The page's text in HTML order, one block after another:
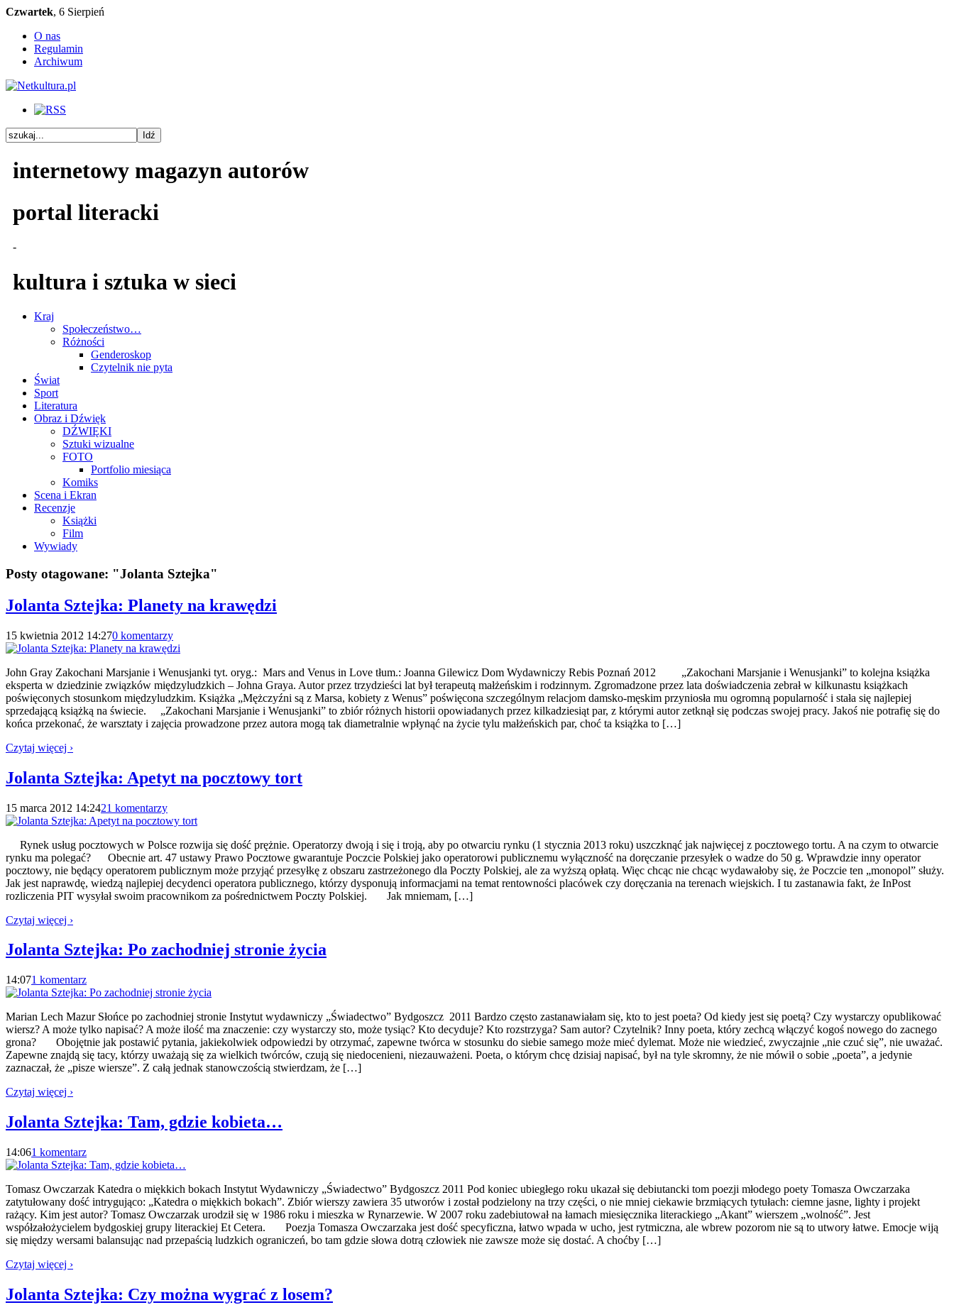
Czwartek, 6 Sierpień
O nas
Regulamin
Archiwum
internetowy magazyn autorów
portal literacki
-
kultura i sztuka w sieci
Kraj
Społeczeństwo…
Różności
Genderoskop
Czytelnik nie pyta
Świat
Sport
Literatura
Obraz i Dźwięk
DŹWIĘKI
Sztuki wizualne
FOTO
Portfolio miesiąca
Komiks
Scena i Ekran
Recenzje
Książki
Film
Wywiady
Posty otagowane: "Jolanta Sztejka"
Jolanta Sztejka: Planety na krawędzi
15 kwietnia 2012 14:270 komentarzy
John Gray Zakochani Marsjanie i Wenusjanki tyt. oryg.: Mars and Venus in Love tłum.: Joanna Gilewicz Dom Wydawniczy Rebis Poznań 2012 „Zakochani Marsjanie i Wenusjanki” to kolejna książka
eksperta w dziedzinie związków międzyludzkich – Johna Graya. Autor przez trzydzieści lat był terapeutą małżeńskim i rodzinnym. Zgromadzone przez lata doświadczenia zebrał w kilkunastu książkach
poświęconych stosunkom międzyludzkim. Książka „Mężczyźni są z Marsa, kobiety z Wenus” poświęcona szczególnym relacjom damsko-męskim przyniosła mu ogromną popularność i stała się najlepiej
sprzedającą książką na świecie. „Zakochani Marsjanie i Wenusjanki” to zbiór różnych historii opowiadanych przez kilkadziesiąt par, z którymi autor zetknął się podczas swojej pracy. Jakoś nie potrafię się do
końca przekonać, że warsztaty i zajęcia prowadzone przez autora mogą tak diametralnie wpłynąć na życie tylu małżeńskich par, choć ta książka to […]
Czytaj więcej ›
Jolanta Sztejka: Apetyt na pocztowy tort
15 marca 2012 14:2421 komentarzy
Rynek usług pocztowych w Polsce rozwija się dość prężnie. Operatorzy dwoją i się i troją, aby po otwarciu rynku (1 stycznia 2013 roku) uszczknąć jak najwięcej z pocztowego tortu. A na czym to otwarcie
rynku ma polegać? Obecnie art. 47 ustawy Prawo Pocztowe gwarantuje Poczcie Polskiej jako operatorowi publicznemu wyłączność na doręczanie przesyłek o wadze do 50 g. Wprawdzie inny operator
pocztowy, nie będący operatorem publicznym może przyjąć przesyłkę z obszaru zastrzeżonego dla Poczty Polskiej, ale za wyższą opłatą. Więc chcąc nie chcąc wydawałoby się, że Poczcie ten „monopol” służy.
Jak jest naprawdę, wiedzą najlepiej decydenci operatora publicznego, którzy dysponują informacjami na temat rentowności placówek czy doręczania na terenach wiejskich. I tu zastanawia fakt, że InPost
rozliczenia PIT wysyłał swoim pracownikom za pośrednictwem Poczty Polskiej. Jak mniemam, […]
Czytaj więcej ›
Jolanta Sztejka: Po zachodniej stronie życia
14:071 komentarz
Marian Lech Mazur Słońce po zachodniej stronie Instytut wydawniczy „Świadectwo” Bydgoszcz 2011 Bardzo często zastanawiałam się, kto to jest poeta? Od kiedy jest się poetą? Czy wystarczy opublikować
wiersz? A może tylko napisać? A może ilość ma znaczenie: czy wystarczy sto, może tysiąc? Kto decyduje? Kto rozstrzyga? Sam autor? Czytelnik? Inny poeta, który zechcą włączyć kogoś nowego do zacnego
grona? Obojętnie jak postawić pytania, jakiekolwiek odpowiedzi by otrzymać, zapewne twórca w stosunku do siebie samego może mieć dylemat. Może nie wiedzieć, zwyczajnie „nie czuć się”, nie uważać.
Zapewne znajdą się tacy, którzy uważają się za wielkich twórców, czują się niedocenieni, niezauważeni. Poeta, o którym chcę dzisiaj napisać, był na tyle skromny, że nie mówił o sobie „poeta”, a jedynie
zaznaczał, że „pisze wiersze”. Z całą jednak stanowczością stwierdzam, że […]
Czytaj więcej ›
Jolanta Sztejka: Tam, gdzie kobieta…
14:061 komentarz
Tomasz Owczarzak Katedra o miękkich bokach Instytut Wydawniczy „Świadectwo” Bydgoszcz 2011 Pod koniec ubiegłego roku ukazał się debiutancki tom poezji młodego poety Tomasza Owczarzaka
zatytułowany dość intrygująco: „Katedra o miękkich bokach”. Zbiór wierszy zawiera 35 utworów i został podzielony na trzy części, o nie mniej ciekawie brzmiących tytułach: ciemne jasne, lighty i projekt
rażący. Kim jest autor? Tomasz Owczarzak urodził się w 1986 roku i mieszka w Rynarzewie. W 2007 roku zadebiutował na łamach miesięcznika literackiego „Akant” wierszem „wolność”. Jest
współzałożycielem bydgoskiej grupy literackiej Et Cetera. Poezja Tomasza Owczarzaka jest dość specyficzna, łatwo wpada w ucho, jest rytmiczna, ale wbrew pozorom nie są to utwory łatwe. Emocje wiją
się między wersami balansując nad przepaścią ludzkich ograniczeń, bo tam gdzie słowa dotrą człowiek nie zawsze może się dostać. A choćby […]
Czytaj więcej ›
Jolanta Sztejka: Czy można wygrać z losem?